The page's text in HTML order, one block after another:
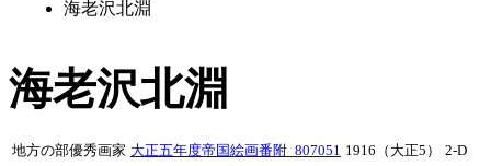
海老沢北淵
海老沢北淵
地方の部優秀画家 大正五年度帝国絵画番附_807051 1916（大正5） 2-D